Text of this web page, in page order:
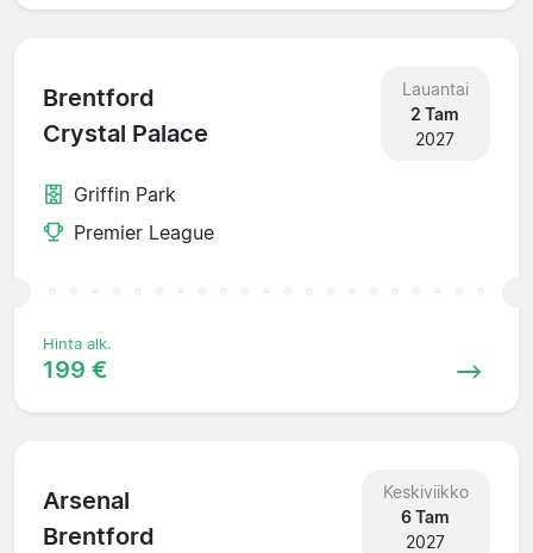
Brentford
Crystal Palace
Lauantai
2 Tam
2027
Griffin Park
Premier League
Hinta alk.
199 €
Arsenal
Brentford
Keskiviikko
6 Tam
2027